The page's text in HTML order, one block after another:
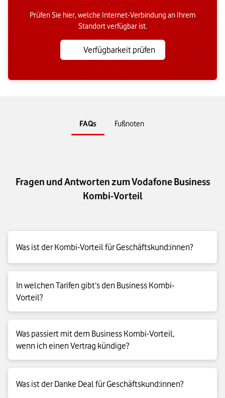
Prüfen Sie hier, welche Internet-Verbindung an Ihrem
Standort verfügbar ist.
Verfügbarkeit prüfen
FAQs Fußnoten
Fragen und Antworten zum Vodafone Business
Kombi-Vorteil
Was ist der Kombi-Vorteil für Geschäftskund:innen?
Der Kombi-Vorteil für Geschäftskund:innen ist unser Treue-
Bonus. Kombinieren Sie verschiedene Business-Verträge
miteinander. Und Sie bekommen für 24 Monate
unbegrenztes Datenvolumen zum gleichen Basispreis. Das
Mitarbeitenden.
In welchen Tarifen gibt‘s den Business Kombi-
Vorteil?
Den Kombi-Vorteil für Geschäftskund:innen gibt’s mit diesen
Mobilfunk-Tarifen:
- Vodafone Business Prime S
- Vodafone Business Prime M
Was passiert mit dem Business Kombi-Vorteil,
wenn ich einen Vertrag kündige?
gleichzeitig laufenden Verträgen. Kündigen Sie einen Tarif,
Was ist der Danke Deal für Geschäftskund:innen?